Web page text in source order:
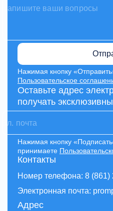
Контакты
Номер телефона: 8 (861)
Электронная почта:
Адрес
Нажимая кнопку
Пользовательское
Оставьте адрес
получать
Нажимая кнопку
принимаете